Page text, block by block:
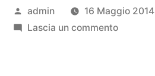
Pubblicato
da
admin
16 Maggio 2014
Lascia un commentosu